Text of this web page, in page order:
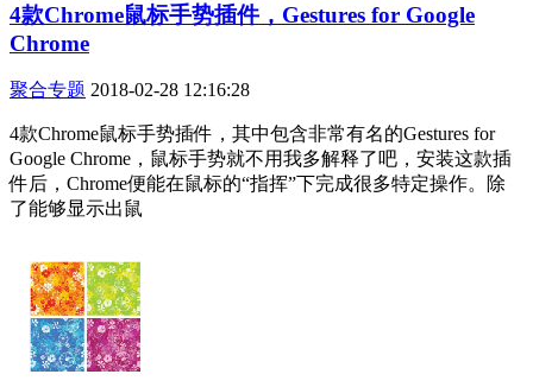
4款Chrome鼠标手势插件，Gestures for Google
Chrome
聚合专题 2018-02-28 12:16:28
4款Chrome鼠标手势插件，其中包含非常有名的Gestures for
Google Chrome，鼠标手势就不用我多解释了吧，安装这款插
件后，Chrome便能在鼠标的“指挥”下完成很多特定操作。除
了能够显示出鼠